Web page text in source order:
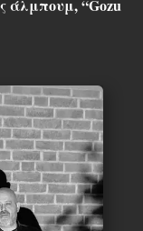
άλμπουμ, “Gozu